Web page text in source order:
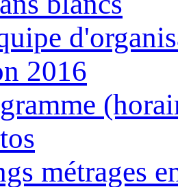
2016
métrages